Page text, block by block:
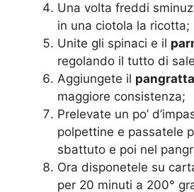
Una volta freddi
in una ciotola la ricotta;
Unite gli spinaci e il
regolando il tutto di
Aggiungete il
maggiore consistenza;
Prelevate un po’
polpettine e passatele
sbattuto e poi nel
Ora disponetele su
per 20 minuti a 200°